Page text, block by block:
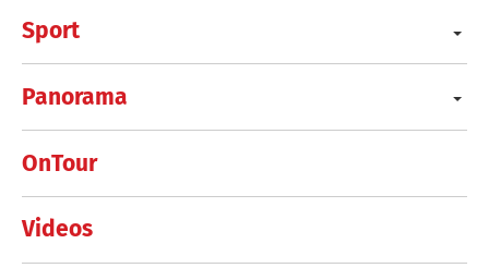
Sport
Panorama
OnTour
Videos